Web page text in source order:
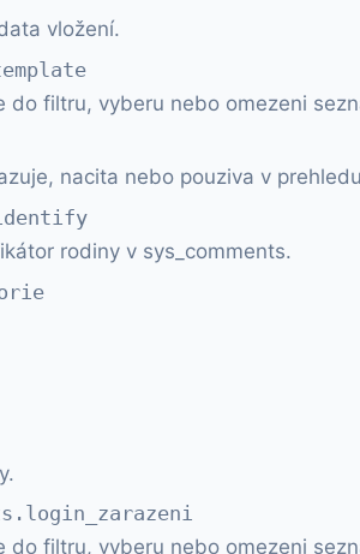
vložení.
filtru, vyberu nebo omezeni
nacita nebo pouziva v
rodiny v sys_comments.
filtru, vyberu nebo omezeni